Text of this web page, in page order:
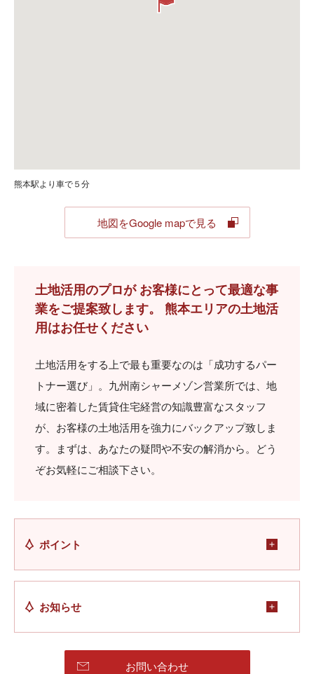
熊本駅より車で５分
地図をGoogle mapで見る
土地活用のプロが お客様にとって最適な事
業をご提案致します。 熊本エリアの土地活
用はお任せください
土地活用をする上で最も重要なのは「成功するパー
トナー選び」。九州南シャーメゾン営業所では、地
域に密着した賃貸住宅経営の知識豊富なスタッフ
が、お客様の土地活用を強力にバックアップ致しま
す。まずは、あなたの疑問や不安の解消から。どう
ぞお気軽にご相談下さい。
ポイント
お知らせ
お問い合わせ